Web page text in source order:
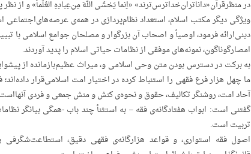
در منظرقرآن«داناتران‌خداترس‌ترند» «اِنما یَخشَی‌ اللهَ‌ مِن‌عِبادِهِ‌ العُلَمأُ» و از
ویژگی‌ دیگر مکتب‌ اسلام، استعداد نظام‌پردازی‌ در همه‌ی‌
دینی‌ارائه‌ فرمود، اوصیأ و اصحاب‌ آن‌ بزرگوار و مصلحان‌ جوامع‌ اسلامی‌ با
امصارگوناگون، نمونه‌های‌ موفقی‌ از نظامات‌ حیاتی‌ اسلام‌ را پدید آوردند.
به‌ برکت‌ در دسترس‌ بودن‌ متن‌ وحی‌ اسلامی‌ و، میراث‌ عظیم‌بازمانده‌ از
ما چهل‌ هزار فرع‌ فقهی‌ را استنباط‌ کرده‌ در اختیار امت‌ اسلامی‌قرار
آحاد امت، روشنگر تکالیف، حقوق‌ و نحوه‌ی‌ کنش‌ و منش‌ جمعی‌ و فردی‌
گفتنی‌ است: ابواب‌ هفتادگانه‌ی‌ فقه‌ – به‌ استثنأ چند باب‌ -همگی‌ بیانگر
تربیت‌ است.
اصول‌ فقه‌ استواری، و قواعد هزارگانه‌ی‌ فقهی‌ دقیق،